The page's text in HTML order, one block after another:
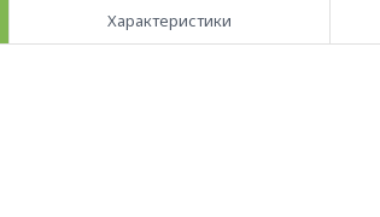
Характеристики